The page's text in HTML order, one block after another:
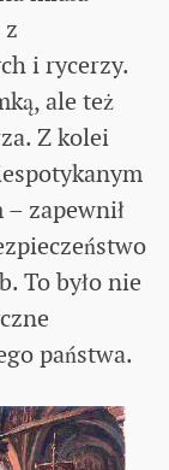
i rycerzy.
ale też
Z kolei
zapewnił
To było nie
państwa.